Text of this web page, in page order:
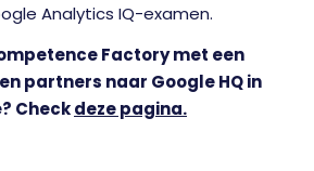
Analytics IQ-examen.
Factory met een
partners naar Google HQ in
Checkdeze pagina.